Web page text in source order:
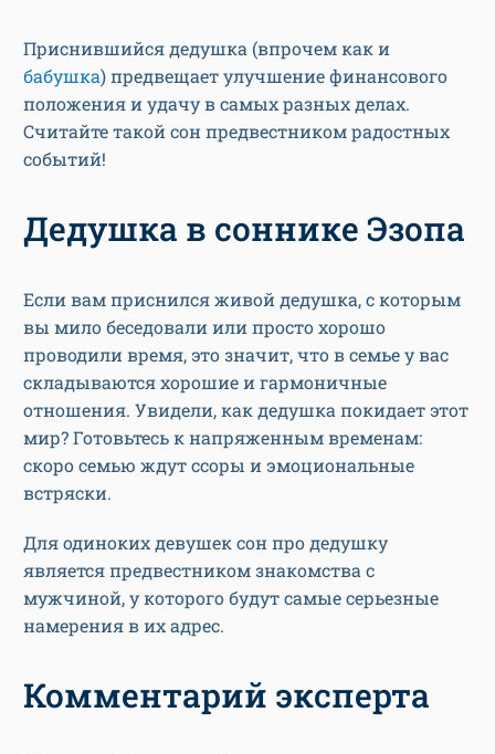
Приснившийся дедушка (впрочем как и
бабушка) предвещает улучшение финансового
положения и удачу в самых разных делах.
Считайте такой сон предвестником радостных
событий!
Дедушка в соннике Эзопа
Если вам приснился живой дедушка, с которым
вы мило беседовали или просто хорошо
проводили время, это значит, что в семье у вас
складываются хорошие и гармоничные
отношения. Увидели, как дедушка покидает этот
мир? Готовьтесь к напряженным временам:
скоро семью ждут ссоры и эмоциональные
встряски.
Для одиноких девушек сон про дедушку
является предвестником знакомства с
мужчиной, у которого будут самые серьезные
намерения в их адрес.
Комментарий эксперта